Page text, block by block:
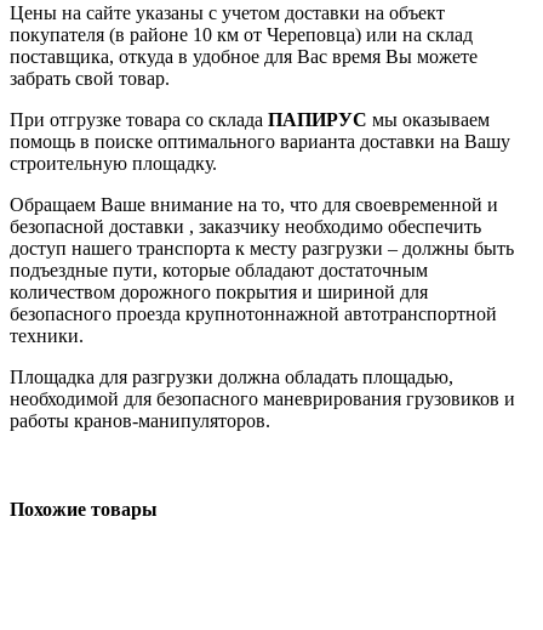
Цены на сайте указаны с учетом доставки на объект
покупателя (в районе 10 км от Череповца) или на склад
поставщика, откуда в удобное для Вас время Вы можете
забрать свой товар.
При отгрузке товара со склада ПАПИРУС мы оказываем
помощь в поиске оптимального варианта доставки на Вашу
строительную площадку.
Обращаем Ваше внимание на то, что для своевременной и
безопасной доставки , заказчику необходимо обеспечить
доступ нашего транспорта к месту разгрузки – должны быть
подъездные пути, которые обладают достаточным
количеством дорожного покрытия и шириной для
безопасного проезда крупнотоннажной автотранспортной
техники.
Площадка для разгрузки должна обладать площадью,
необходимой для безопасного маневрирования грузовиков и
работы кранов-манипуляторов.
Похожие товары